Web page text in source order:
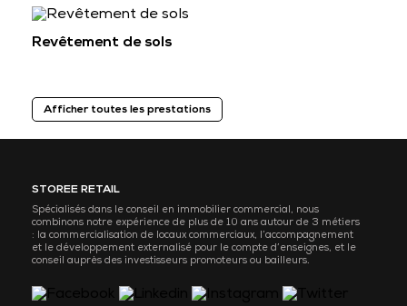
Revêtement de sols
Afficher toutes les prestations
STOREE RETAIL
Spécialisés dans le conseil en immobilier commercial, nous
combinons notre expérience de plus de 10 ans autour de 3 métiers
: la commercialisation de locaux commerciaux, l’accompagnement
et le développement externalisé pour le compte d’enseignes, et le
conseil auprès des investisseurs promoteurs ou bailleurs.